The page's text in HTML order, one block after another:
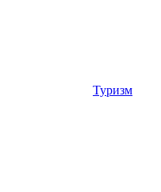
Туризм